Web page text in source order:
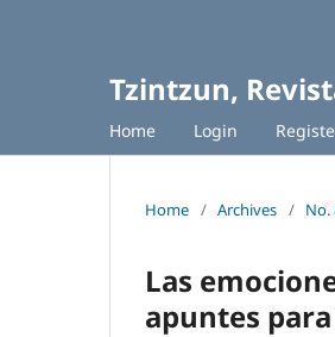
Tzintzun,
Home Login
Home / Archives / No.
Las
apuntes